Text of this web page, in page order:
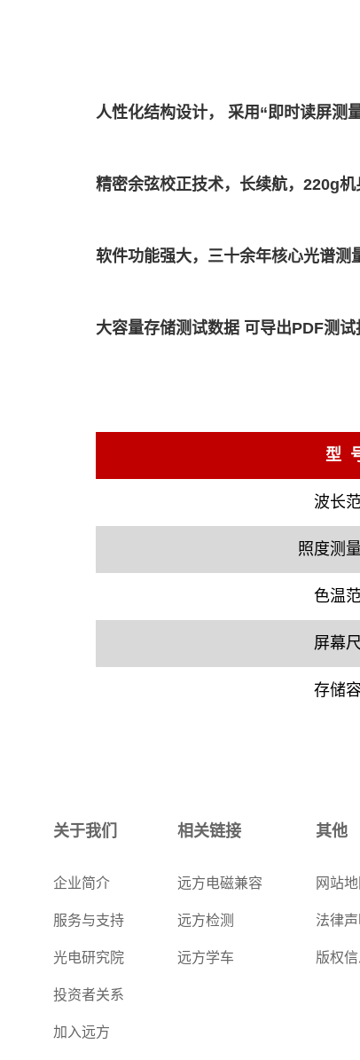
人性化结构设计， 采用“即时读屏测
精密余弦校正技术，长续航，220g
软件功能强大，三十余年核心光谱测
大容量存储测试数据 可导出PDF测
型
波长
照度测
色温
屏幕
存储
关于我们
企业简介
服务与支持
光电研究院
投资者关系
加入远方
相关链接
远方电磁兼容
远方检测
远方学车
其他
网站地
法律声
版权